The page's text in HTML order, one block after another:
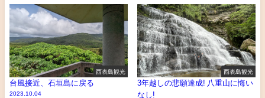
西表島観光
台風接近、石垣島に戻る
2023.10.04
西表島観光
3年越しの悲願達成! 八重山に悔い
なし!